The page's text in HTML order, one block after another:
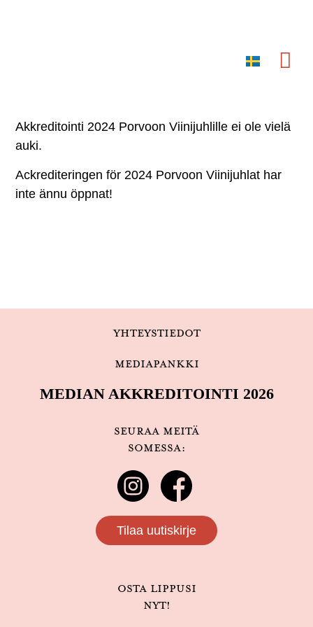
Akkreditointi 2024 Porvoon Viinijuhlille ei ole vielä
auki.
Ackrediteringen för 2024 Porvoon Viinijuhlat har
inte ännu öppnat!
Yhteystiedot
Mediapankki
MEDIAN AKKREDITOINTI 2026
Seuraa meitä
somessa:
Tilaa uutiskirje
Osta lippusi
nyt!